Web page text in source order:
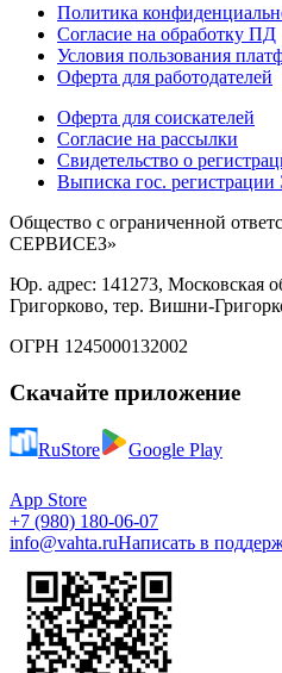
Политика
Согласие на обработку ПД
Условия пользования
Оферта для работодателей
Оферта для соискателей
Согласие на рассылки
Свидетельство о
Выписка гос.
Общество с ограниченной
СЕРВИСЕЗ»
Юр. адрес: 141273, Московская
Григорково, тер. Вишни-
ОГРН 1245000132002
Скачайте приложение
RuStore Google Play
App Store
+7 (980) 180-06-07
info@vahta.ruНаписать в